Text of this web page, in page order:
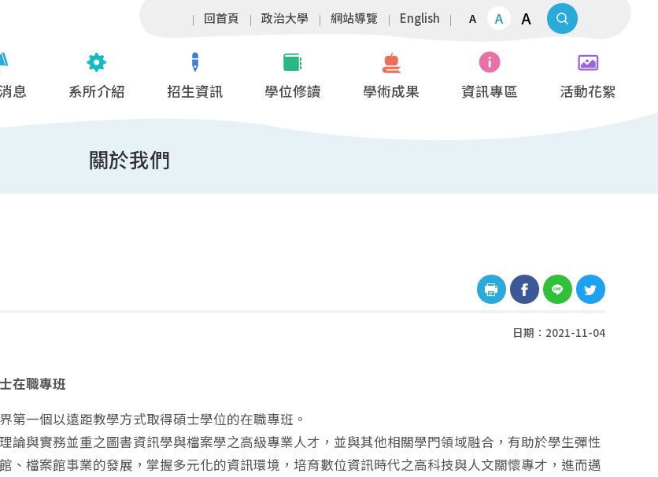
回首頁 政治大學 網站導覽 English A A A
息 系所介紹 招生資訊 學位修讀 學術成果 資訊專區 活動花絮
關於我們
日期：2021-11-04
在職專班
第一個以遠距教學方式取得碩士學位的在職專班。
論與實務並重之圖書資訊學與檔案學之高級專業人才，並與其他相關學門領域融合，有助於學生彈性
、檔案館事業的發展，掌握多元化的資訊環境，培育數位資訊時代之高科技與人文關懷專才，進而邁